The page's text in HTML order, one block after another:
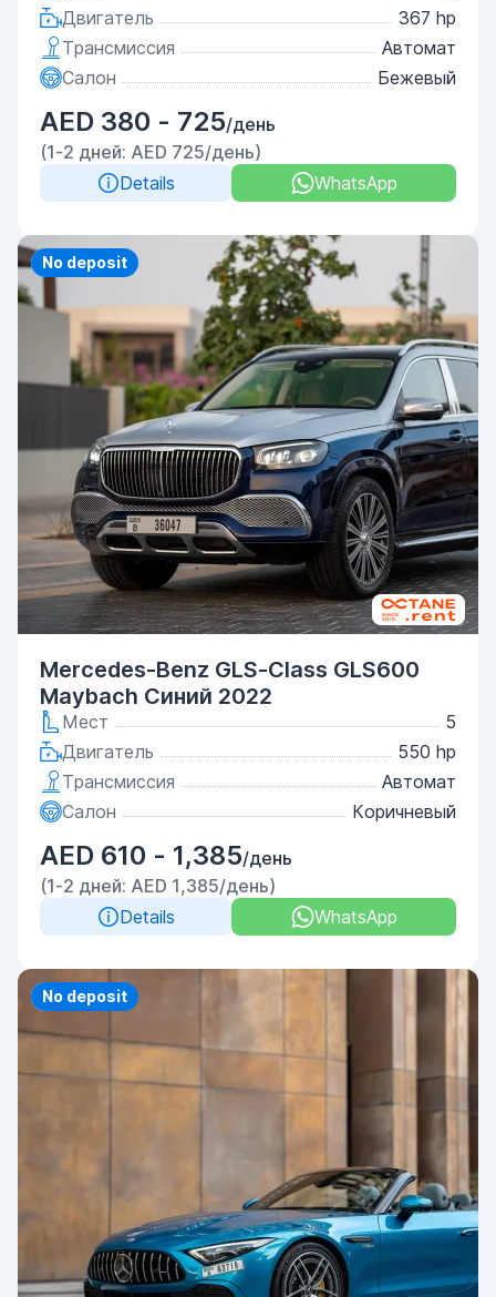
Двигатель
367 hp
Трансмиссия
Автомат
Салон
Бежевый
AED 380 - 725/день
(1-2 дней: AED 725/день)
Details
WhatsApp
Priority
No deposit
Mercedes-Benz GLS-Class GLS600
Maybach Синий 2022
Мест
5
Двигатель
550 hp
Трансмиссия
Автомат
Салон
Коричневый
AED 610 - 1,385/день
(1-2 дней: AED 1,385/день)
Details
WhatsApp
Priority
No deposit